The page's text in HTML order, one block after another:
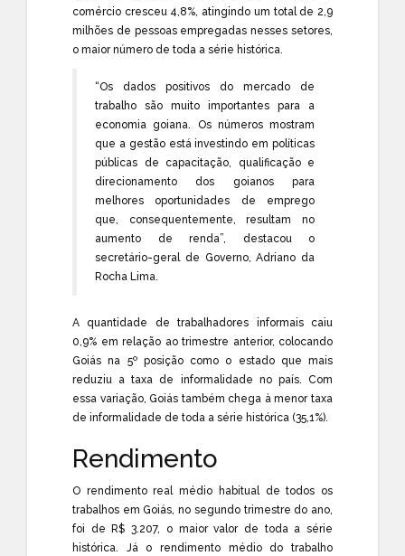
comércio cresceu 4,8%, atingindo um total de 2,9
milhões de pessoas empregadas nesses setores,
o maior número de toda a série histórica.
“Os dados positivos do mercado de
trabalho são muito importantes para a
economia goiana. Os números mostram
que a gestão está investindo em políticas
públicas de capacitação, qualificação e
direcionamento dos goianos para
melhores oportunidades de emprego
que, consequentemente, resultam no
aumento de renda”, destacou o
secretário-geral de Governo, Adriano da
Rocha Lima.
A quantidade de trabalhadores informais caiu
0,9% em relação ao trimestre anterior, colocando
Goiás na 5º posição como o estado que mais
reduziu a taxa de informalidade no país. Com
essa variação, Goiás também chega à menor taxa
de informalidade de toda a série histórica (35,1%).
Rendimento
O rendimento real médio habitual de todos os
trabalhos em Goiás, no segundo trimestre do ano,
foi de R$ 3.207, o maior valor de toda a série
histórica. Já o rendimento médio do trabalho